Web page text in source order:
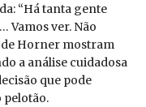
“Há tanta gente
Vamos ver. Não
de Horner mostram
a análise cuidadosa
que pode